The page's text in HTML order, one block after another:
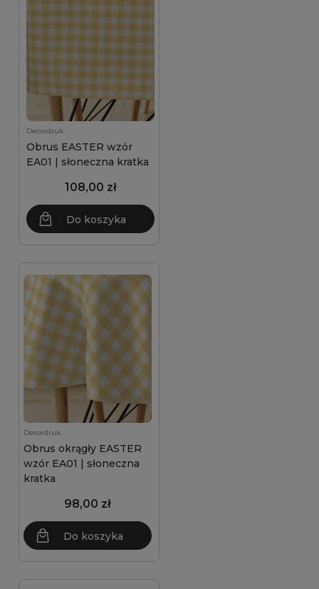
Decordruk
Obrus EASTER wzór
EA01 | słoneczna kratka
108,00 zł
Do koszyka
Decordruk
Obrus okrągły EASTER
wzór EA01 | słoneczna
kratka
98,00 zł
Do koszyka